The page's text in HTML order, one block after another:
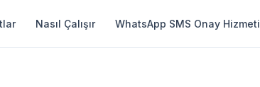
Nasıl Çalışır WhatsApp SMS Onay Hizmeti